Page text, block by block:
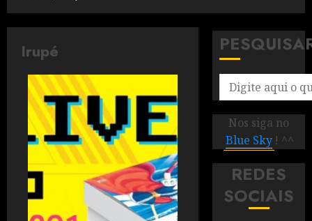
Irupé
Nos siga no
Blue Sky ! ^^
REDES
SOCIAIS